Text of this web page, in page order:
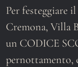
Per festeggiare
Cremona, Villa
un CODICE
pernottamento,